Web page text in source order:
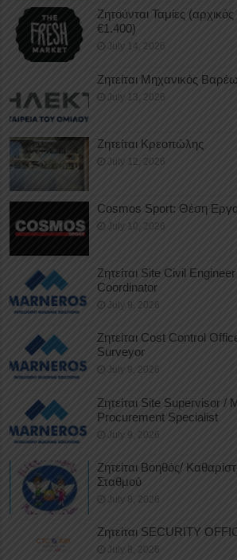
Ζητούνται Ταμίες
€1.400)
July 14, 2026
Ζητείται Μηχανικός
July 13, 2026
Ζητείται Κρεοπώλης
July 12, 2026
Cosmos Sport: Θέση
July 10, 2026
Ζητείται Site Civil
Coordinator
July 9, 2026
Ζητείται Cost Control
Surveyor
July 9, 2026
Ζητείται Site Supervisor /
Procurement Specialist
July 9, 2026
Ζητείται Βοηθός/
Σταθμού
July 8, 2026
Ζητείται SECURITY
July 8, 2026